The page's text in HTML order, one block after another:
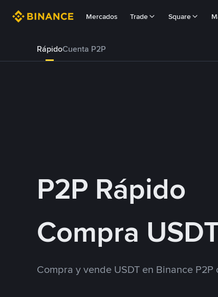
Mercados Trade Square
RápidoCuenta P2P
P2P Rápido
Compra
Compra y vende USDT en Binance